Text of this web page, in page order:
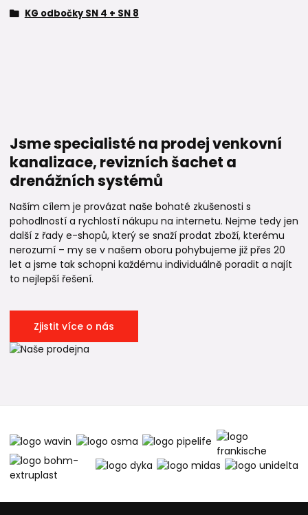
KG odbočky SN 4 + SN 8
Jsme specialisté na prodej venkovní
kanalizace, revizních šachet a
drenážních systémů
Naším cílem je provázat naše bohaté zkušenosti s
pohodlností a rychlostí nákupu na internetu. Nejme tedy jen
další z řady e-shopů, který se snaží prodat zboží, kterému
nerozumí – my se v našem oboru pohybujeme již přes 20
let a jsme tak schopni každému individuálně poradit a najít
to nejlepší řešení.
Zjistit více o nás